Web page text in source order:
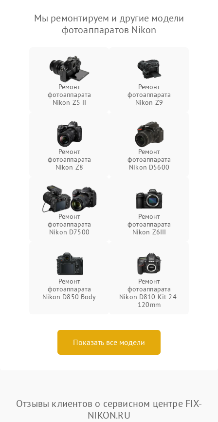
Мы ремонтируем и другие модели
фотоаппаратов Nikon
Ремонт
фотоаппарата
Nikon Z5 II
Ремонт
фотоаппарата
Nikon Z9
Ремонт
фотоаппарата
Nikon Z8
Ремонт
фотоаппарата
Nikon D5600
Ремонт
фотоаппарата
Nikon D7500
Ремонт
фотоаппарата
Nikon Z6III
Ремонт
фотоаппарата
Nikon D850 Body
Ремонт
фотоаппарата
Nikon D810 Kit 24-
120mm
Показать все модели
Отзывы клиентов о сервисном центре FIX-
NIKON.RU